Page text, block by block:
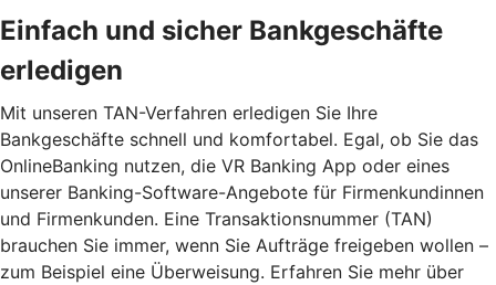
Einfach und sicher Bankgeschäfte
erledigen
Mit unseren TAN-Verfahren erledigen Sie Ihre
Bankgeschäfte schnell und komfortabel. Egal, ob Sie das
OnlineBanking nutzen, die VR Banking App oder eines
unserer Banking-Software-Angebote für Firmenkundinnen
und Firmenkunden. Eine Transaktionsnummer (TAN)
brauchen Sie immer, wenn Sie Aufträge freigeben wollen –
zum Beispiel eine Überweisung. Erfahren Sie mehr über